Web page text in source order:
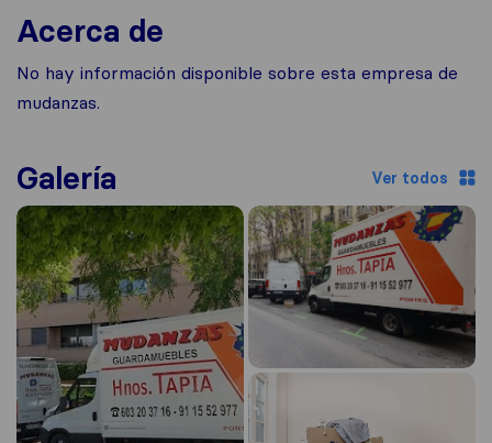
Acerca de
No hay información disponible sobre esta empresa de
mudanzas.
Galería Ver todos